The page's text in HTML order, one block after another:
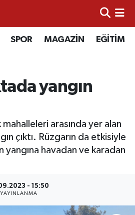
SPOR MAGAZİN EĞİTİM
yangın
arasında yer alan
çıktı. Rüzgarın da etkisiyle
yangına havadan ve karadan
- 15:50
YAYINLANMA
ve Fikstür